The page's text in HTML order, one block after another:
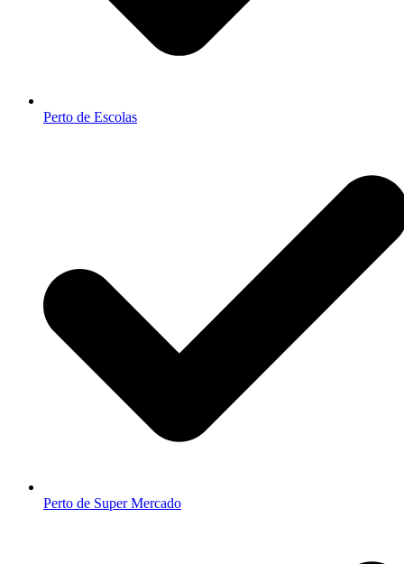
Perto de Escolas
Perto de Super Mercado